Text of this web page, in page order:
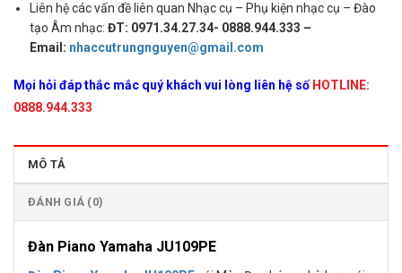
Liên hệ các vấn đề liên quan Nhạc cụ – Phụ kiện nhạc cụ – Đào
tạo Âm nhạc:ĐT: 0971.34.27.34- 0888.944.333 –
Email: nhaccutrungnguyen@gmail.com
Mọi hỏi đáp thắc mắc quý khách vui lòng liên hệ số HOTLINE:
0888.944.333
MÔ TẢ
ĐÁNH GIÁ (0)
Đàn Piano Yamaha JU109PE